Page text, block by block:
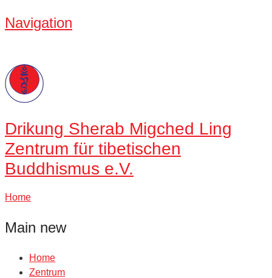
Navigation
Drikung Sherab Migched Ling
Zentrum für tibetischen
Buddhismus e.V.
Home
Main new
Home
Zentrum